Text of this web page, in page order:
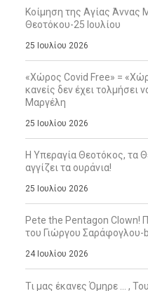
Κοίμηση της Αγίας Άννας
Θεοτόκου-25 Ιουλίου
25 Ιουλίου 2026
«Χώρος Covid Free» =
κανείς δεν έχει τολμήσει
Μαργέλη
25 Ιουλίου 2026
Η Υπεραγία Θεοτόκος, τα
αγγίζει τα ουράνια!
25 Ιουλίου 2026
Pete the Pentagon Clown!
του Γιώργου Σαράφογλου-
24 Ιουλίου 2026
Τι μας έκανες Όμηρε … ,